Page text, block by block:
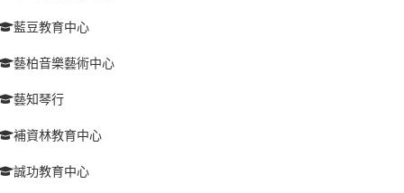
藍豆教育中心
藝柏音樂藝術中心
藝知琴行
補資林教育中心
誠功教育中心